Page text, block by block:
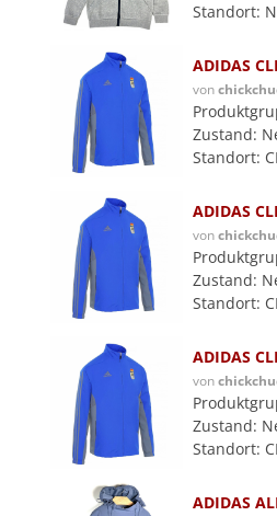
Standort:
ADIDAS
von
Zustand:
Standort:
ADIDAS
von
Zustand:
Standort:
ADIDAS
von
Zustand:
Standort:
ADIDAS